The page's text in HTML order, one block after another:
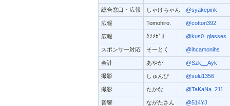
総合窓口・広報 しゃけちゃん @syakepink
広報 Tomohiro. @cotton392
広報 ｸｿﾒｶﾞﾈ @kus0_glasses
スポンサー対応 そーとく @ihcamonihs
会計 あやか @Szk__Ayk
撮影 しゅんぴ @sulu1356
撮影 たかな @TaKaNa_211
音響 ながたさん @514YJ